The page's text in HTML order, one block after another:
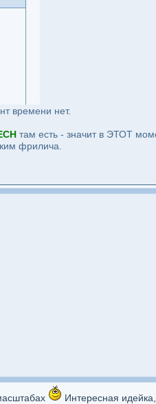
времени нет.
там есть - значит в ЭТОТ
фрилича.
Интересная